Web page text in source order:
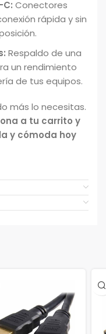
Conectores
rápida y sin
Respaldo de una
un rendimiento
de tus equipos.
más lo necesitas.
a tu carrito y
y cómoda hoy